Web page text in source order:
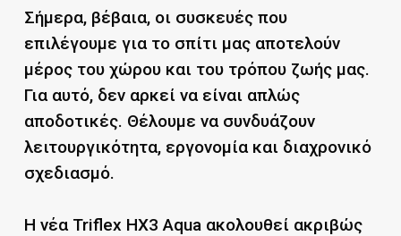
Σήμερα, βέβαια, οι συσκευές που
επιλέγουμε για το σπίτι μας αποτελούν
μέρος του χώρου και του τρόπου ζωής μας.
Για αυτό, δεν αρκεί να είναι απλώς
αποδοτικές. Θέλουμε να συνδυάζουν
λειτουργικότητα, εργονομία και διαχρονικό
σχεδιασμό.
Η νέα Triflex HX3 Aqua ακολουθεί ακριβώς